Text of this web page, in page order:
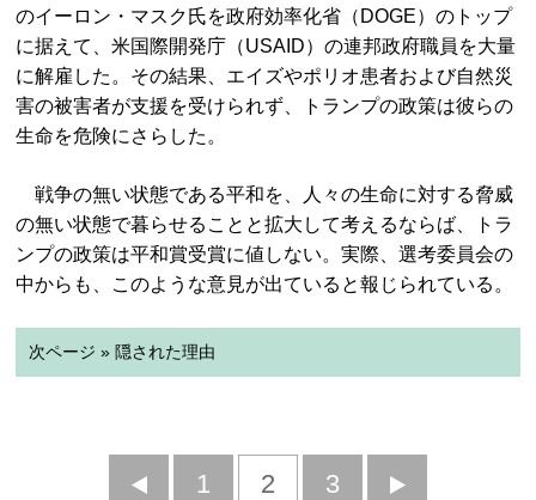
のイーロン・マスク氏を政府効率化省（DOGE）のトップ
に据えて、米国際開発庁（USAID）の連邦政府職員を大量
に解雇した。その結果、エイズやポリオ患者および自然災
害の被害者が支援を受けられず、トランプの政策は彼らの
生命を危険にさらした。
戦争の無い状態である平和を、人々の生命に対する脅威
の無い状態で暮らせることと拡大して考えるならば、トラ
ンプの政策は平和賞受賞に値しない。実際、選考委員会の
中からも、このような意見が出ていると報じられている。
次ページ » 隠された理由
前
1 2 3